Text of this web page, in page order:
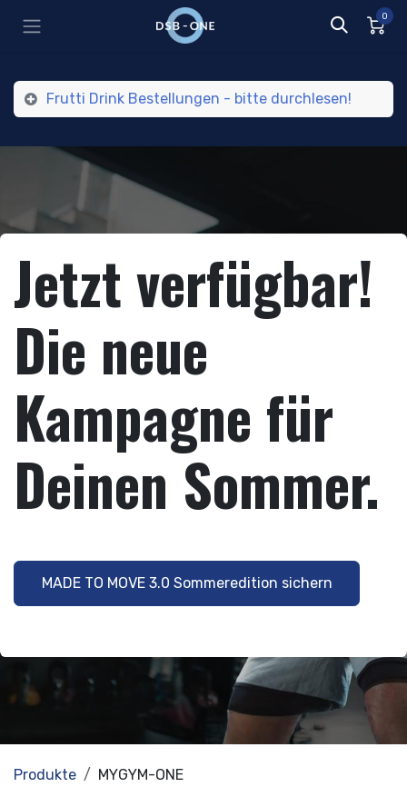
0
Frutti Drink Bestellungen - bitte durchlesen!
Jetzt verfügbar!
Die neue
Kampagne für
Deinen Sommer.
MADE TO MOVE 3.0 Sommeredition sichern
Produkte MYGYM-ONE